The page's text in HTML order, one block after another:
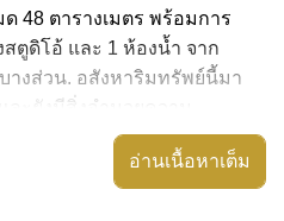
48 ตารางเมตร พร้อมการ
ตูดิโอ้ และ 1 ห้องน้ำ จาก
างส่วน. อสังหาริมทรัพย์นี้มา
ละยังมีสิ่งอำนวยความ
รื่องปรับอากาศครบ,
สระว่ายน้ำ ส่วนกลาง ได้
อ่านเนื้อหาเต็ม